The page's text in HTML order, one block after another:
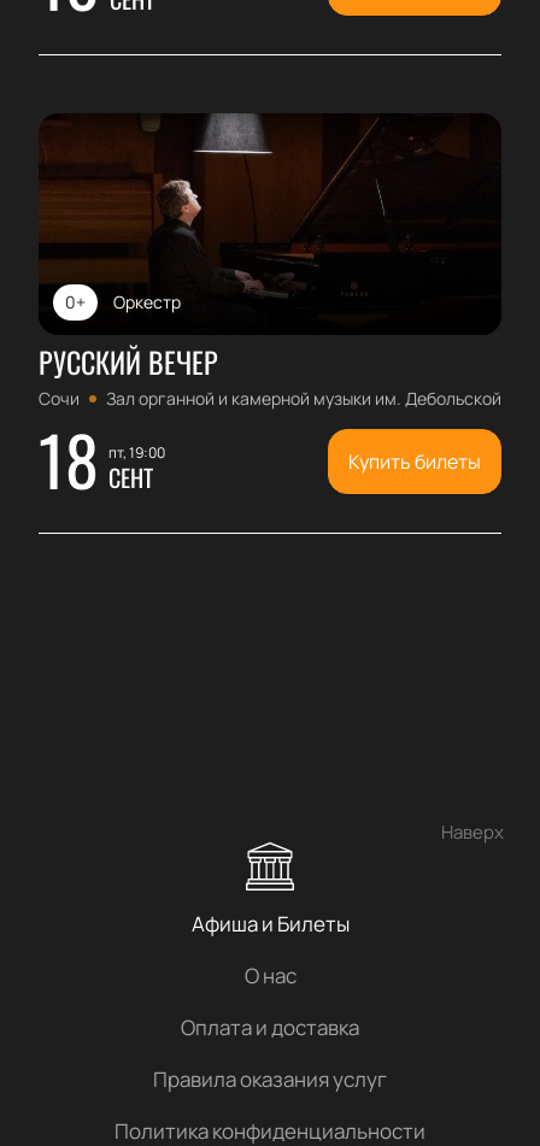
Оркестр
0+
РУССКИЙ ВЕЧЕР
Сочи Зал органной и камерной музыки им. Дебольской
18 пт, 19:00
СЕНТ Купить билеты
Наверх
Афиша и Билеты
О нас
Оплата и доставка
Правила оказания услуг
Политика конфиденциальности